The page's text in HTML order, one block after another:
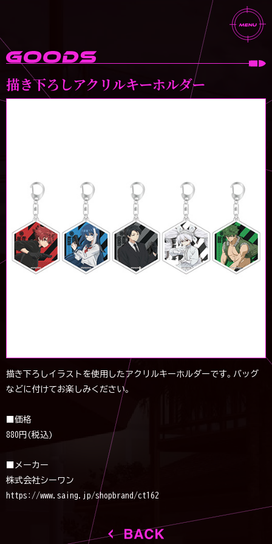
描き下ろしアクリルキーホルダー
描き下ろしイラストを使用したアクリルキーホルダーです。バッグ
などに付けてお楽しみください。
■価格
880円(税込)
■メーカー
株式会社シーワン
https://www.saing.jp/shopbrand/ct162